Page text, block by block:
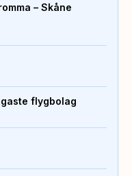
– Skåne
flygbolag